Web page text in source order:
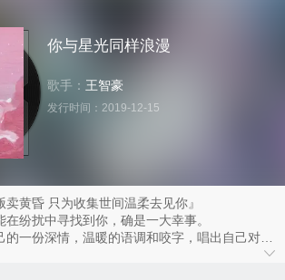
你与星光同样浪漫
歌手： 王智豪
发行时间： 2019-12-15
黄昏 只为收集世间温柔去见你』
在纷扰中寻找到你，确是一大幸事。
一份深情，温暖的语调和咬字，唱出自己对情
也在不断探寻音乐的真谛，以何种心境去演绎